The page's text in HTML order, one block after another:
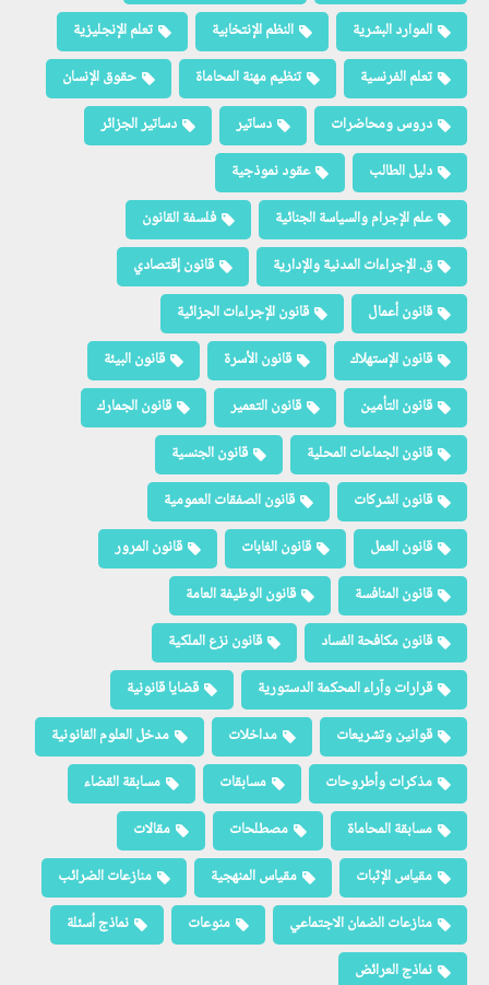
الموارد البشرية النظم الإنتخابية
تعلم الإنجليزية
تعلم الفرنسية
تنظيم مهنة المحاماة
حقوق الإنسان
دروس ومحاضرات
دساتير
دساتير الجزائر
دليل الطالب
عقود نموذجية
علم الإجرام والسياسة الجنائية
فلسفة القانون
ق. الإجراءات المدنية والإدارية
قانون إقتصادي
قانون أعمال
قانون الإجراءات الجزائية
قانون الإستهلاك
قانون الأسرة
قانون البيئة
قانون التأمين
قانون التعمير
قانون الجمارك
قانون الجماعات المحلية
قانون الجنسية
قانون الشركات
قانون الصفقات العمومية
قانون العمل
قانون الغابات
قانون المرور
قانون المنافسة
قانون الوظيفة العامة
قانون مكافحة الفساد
قانون نزع الملكية
قرارات وآراء المحكمة الدستورية
قضايا قانونية
قوانين وتشريعات
مداخلات
مدخل العلوم القانونية
مذكرات وأطروحات
مسابقات
مسابقة القضاء
مسابقة المحاماة
مصطلحات
مقالات
مقياس الإثبات
مقياس المنهجية
منازعات الضرائب
منازعات الضمان الاجتماعي
منوعات
نماذج أسئلة
نماذج العرائض